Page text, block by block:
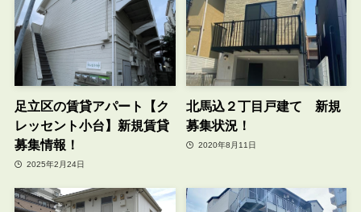
足立区の賃貸アパート【ク
レッセント小台】新規賃貸
募集情報！
2025年2月24日
北馬込２丁目戸建て 新規
募集状況！
2020年8月11日